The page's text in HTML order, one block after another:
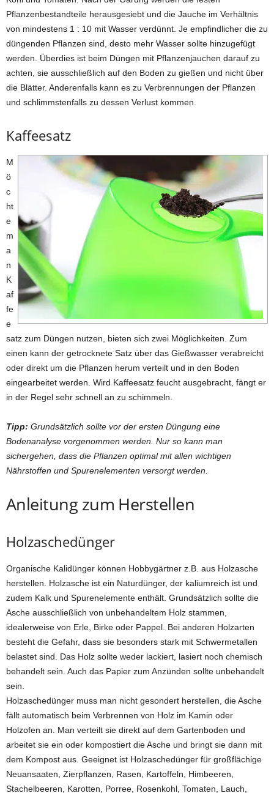
Pflanzenbestandteile herausgesiebt und die Jauche im Verhältnis
von mindestens 1 : 10 mit Wasser verdünnt. Je empfindlicher die zu
düngenden Pflanzen sind, desto mehr Wasser sollte hinzugefügt
werden. Überdies ist beim Düngen mit Pflanzenjauchen darauf zu
achten, sie ausschließlich auf den Boden zu gießen und nicht über
die Blätter. Anderenfalls kann es zu Verbrennungen der Pflanzen
und schlimmstenfalls zu dessen Verlust kommen.
Kaffeesatz
M
ö
c
ht
e
m
a
n
K
af
fe
e
satz zum Düngen nutzen, bieten sich zwei Möglichkeiten. Zum
einen kann der getrocknete Satz über das Gießwasser verabreicht
oder direkt um die Pflanzen herum verteilt und in den Boden
eingearbeitet werden. Wird Kaffeesatz feucht ausgebracht, fängt er
in der Regel sehr schnell an zu schimmeln.
Tipp: Grundsätzlich sollte vor der ersten Düngung eine
Bodenanalyse vorgenommen werden. Nur so kann man
sichergehen, dass die Pflanzen optimal mit allen wichtigen
Nährstoffen und Spurenelementen versorgt werden.
Anleitung zum Herstellen
Holzaschedünger
Organische Kalidünger können Hobbygärtner z.B. aus Holzasche
herstellen. Holzasche ist ein Naturdünger, der kaliumreich ist und
zudem Kalk und Spurenelemente enthält. Grundsätzlich sollte die
Asche ausschließlich von unbehandeltem Holz stammen,
idealerweise von Erle, Birke oder Pappel. Bei anderen Holzarten
besteht die Gefahr, dass sie besonders stark mit Schwermetallen
belastet sind. Das Holz sollte weder lackiert, lasiert noch chemisch
behandelt sein. Auch das Papier zum Anzünden sollte unbehandelt
sein.
Holzaschedünger muss man nicht gesondert herstellen, die Asche
fällt automatisch beim Verbrennen von Holz im Kamin oder
Holzofen an. Man verteilt sie direkt auf dem Gartenboden und
arbeitet sie ein oder kompostiert die Asche und bringt sie dann mit
dem Kompost aus. Geeignet ist Holzaschedünger für großflächige
Neuansaaten, Zierpflanzen, Rasen, Kartoffeln, Himbeeren,
Stachelbeeren, Karotten, Porree, Rosenkohl, Tomaten, Lauch,